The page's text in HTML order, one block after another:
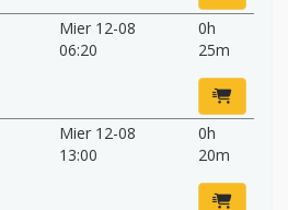
Mier 12-08
06:20
0h
25m
Mier 12-08
13:00
0h
20m